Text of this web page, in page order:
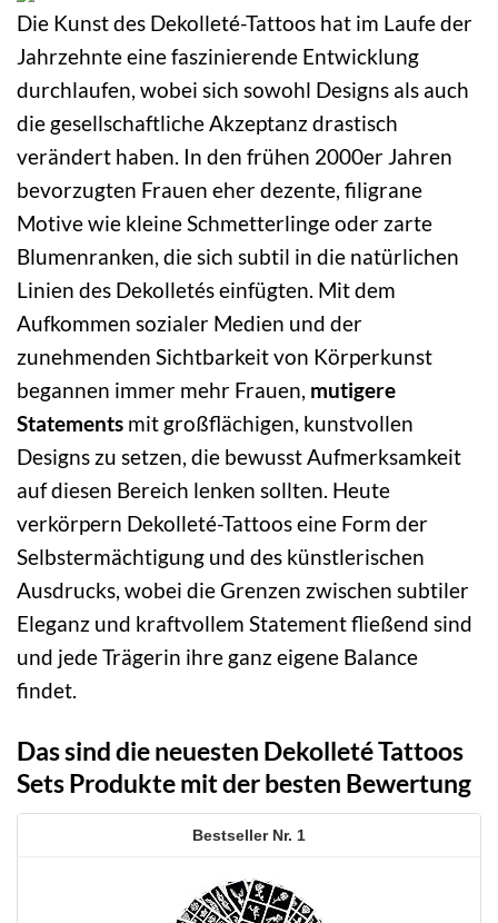
Die Kunst des Dekolleté-Tattoos hat im Laufe der
Jahrzehnte eine faszinierende Entwicklung
durchlaufen, wobei sich sowohl Designs als auch
die gesellschaftliche Akzeptanz drastisch
verändert haben. In den frühen 2000er Jahren
bevorzugten Frauen eher dezente, filigrane
Motive wie kleine Schmetterlinge oder zarte
Blumenranken, die sich subtil in die natürlichen
Linien des Dekolletés einfügten. Mit dem
Aufkommen sozialer Medien und der
zunehmenden Sichtbarkeit von Körperkunst
begannen immer mehr Frauen, mutigere
Statements mit großflächigen, kunstvollen
Designs zu setzen, die bewusst Aufmerksamkeit
auf diesen Bereich lenken sollten. Heute
verkörpern Dekolleté-Tattoos eine Form der
Selbstermächtigung und des künstlerischen
Ausdrucks, wobei die Grenzen zwischen subtiler
Eleganz und kraftvollem Statement fließend sind
und jede Trägerin ihre ganz eigene Balance
findet.
Das sind die neuesten Dekolleté Tattoos
Sets Produkte mit der besten Bewertung
1